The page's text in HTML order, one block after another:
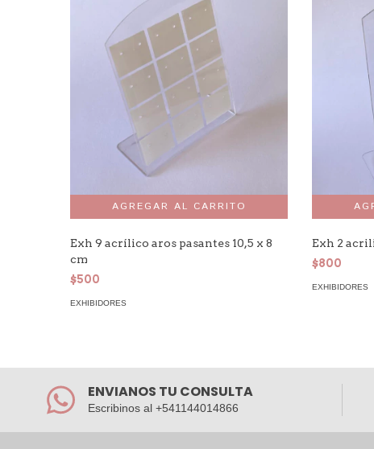
Exh 9 acrílico aros pasantes 10,5 x 8
cm
$500
EXHIBIDORES
Exh 2
$800
EXHIBIDORES
ENVIANOS TU CONSULTA
Escribinos al +541144014866